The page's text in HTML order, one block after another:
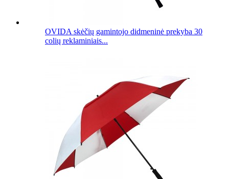
OVIDA skėčių gamintojo didmeninė prekyba 30
colių reklaminiais...